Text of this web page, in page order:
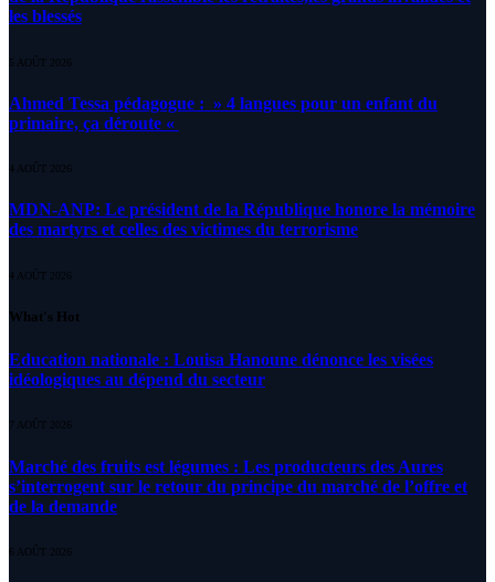
les blessés
5 AOÛT 2026
Ahmed Tessa pédagogue : » 4 langues pour un enfant du
primaire, ça déroute «
4 AOÛT 2026
MDN-ANP: Le président de la République honore la mémoire
des martyrs et celles des victimes du terrorisme
4 AOÛT 2026
What's Hot
Education nationale : Louisa Hanoune dénonce les visées
idéologiques au dépend du secteur
7 AOÛT 2026
Marché des fruits est légumes : Les producteurs des Aures
s’interrogent sur le retour du principe du marché de l’offre et
de la demande
6 AOÛT 2026